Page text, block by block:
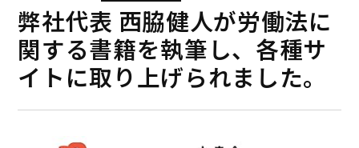
弊社代表 西脇健人が労働法に
関する書籍を執筆し、各種サ
イトに取り上げられました。